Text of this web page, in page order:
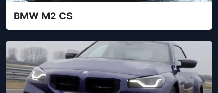
BMW M2 CS